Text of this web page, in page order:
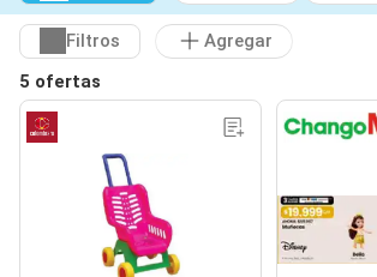
Filtros
Agregar
5 ofertas